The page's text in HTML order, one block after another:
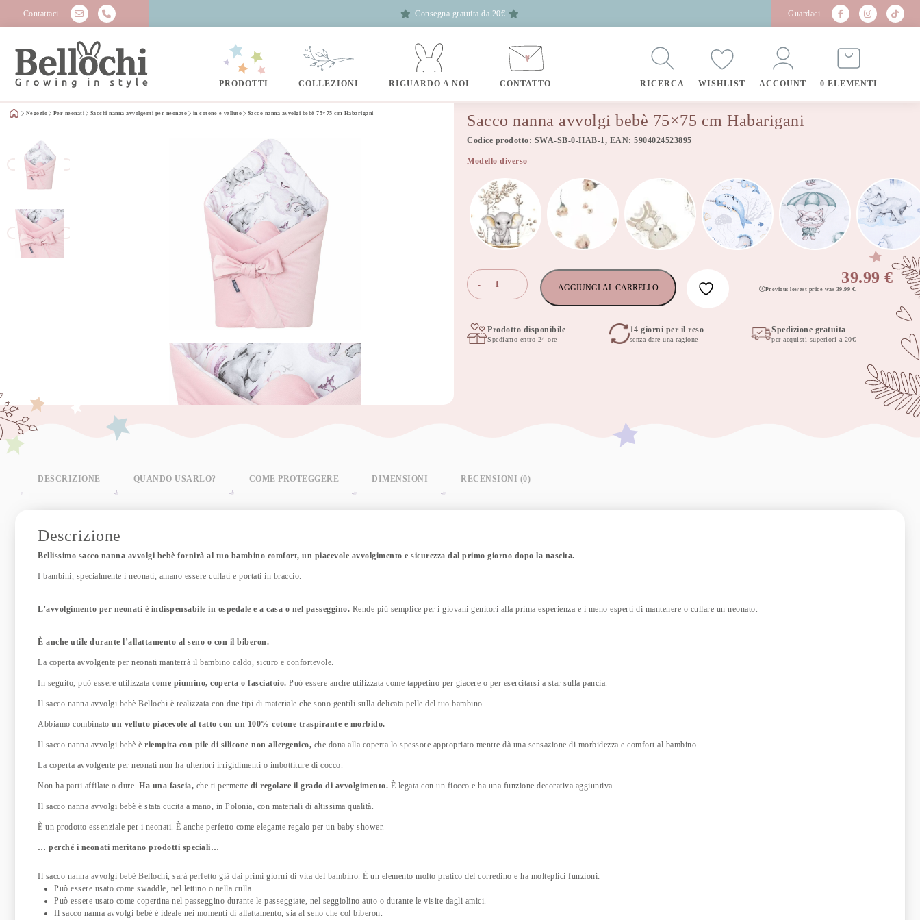
Contattaci Consegna gratuita da 20€ Guardaci
PRODOTTI COLLEZIONI RIGUARDO A NOI CONTATTO RICERCA WISHLIST ACCOUNT 0 ELEMENTI
Negozio Per neonati Sacchi nanna avvolgenti per neonato in cotone e velluto Sacco nanna avvolgi bebè 75×75 cm Habarigani Sacco nanna avvolgi bebè 75×75 cm Habarigani
Codice prodotto: SWA-SB-0-HAB-1, EAN: 5904024523895
Modello diverso
-
Sacco
75x75
cm
+ AGGIUNGI AL CARRELLO
39.99€
Previous lowest price was 39.99 €.
Prodotto disponibile
Spediamo entro 24 ore
14 giorni per il reso
senza dare una ragione
Spedizione gratuita
per acquisti superiori a 20€
DESCRIZIONE QUANDO USARLO? COME PROTEGGERE DIMENSIONI RECENSIONI (0)
Descrizione
Bellissimo sacco nanna avvolgi bebè fornirà al tuo bambino comfort, un piacevole avvolgimento e sicurezza dal primo giorno dopo la nascita.
I bambini, specialmente i neonati, amano essere cullati e portati in braccio.
L’avvolgimento per neonati è indispensabile in ospedale e a casa o nel passeggino. Rende più semplice per i giovani genitori alla prima esperienza e i meno esperti di mantenere o cullare un neonato.
È anche utile durante l’allattamento al seno o con il biberon.
La coperta avvolgente per neonati manterrà il bambino caldo, sicuro e confortevole.
In seguito, può essere utilizzatacome piumino, coperta o fasciatoio. Può essere anche utilizzata come tappetino per giacere o per esercitarsi a star sulla pancia.
Il sacco nanna avvolgi bebè Bellochi è realizzata con due tipi di materiale che sono gentili sulla delicata pelle del tuo bambino.
Abbiamo combinatoun velluto piacevole al tatto con un 100% cotone traspirante e morbido.
Il sacco nanna avvolgi bebè èriempita con pile di silicone non allergenico, che dona alla coperta lo spessore appropriato mentre dà una sensazione di morbidezza e comfort al bambino.
La coperta avvolgente per neonati non ha ulteriori irrigidimenti o imbottiture di cocco.
Non ha parti affilate o dure.Ha una fascia, che ti permette di regolare il grado di avvolgimento. È legata con un fiocco e ha una funzione decorativa aggiuntiva.
Il sacco nanna avvolgi bebè è stata cucita a mano, in Polonia, con materiali di altissima qualità.
È un prodotto essenziale per i neonati. È anche perfetto come elegante regalo per un baby shower.
… perché i neonati meritano prodotti speciali…
Il sacco nanna avvolgi bebè Bellochi, sarà perfetto già dai primi giorni di vita del bambino. È un elemento molto pratico del corredino e ha molteplici funzioni:
Può essere usato come swaddle, nel lettino o nella culla.
Può essere usato come copertina nel passeggino durante le passeggiate, nel seggiolino auto o durante le visite dagli amici.
Il sacco nanna avvolgi bebè è ideale nei momenti di allattamento, sia al seno che col biberon.